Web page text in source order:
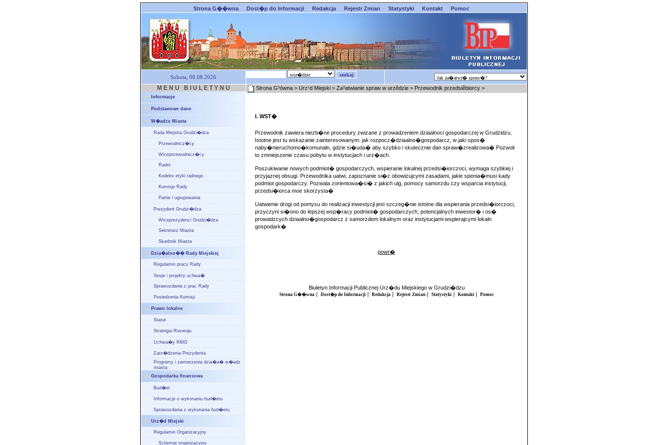
Strona G��wna Dost�p do Informacji Redakcja Rejestr Zmian Statystyki Kontakt Pomoc
Sobota, 08.08.2026
M E N U B I U L E T Y N U
Informacje
Podstawowe dane
W�adze Miasta
Rada Miejska Grudzi�dza
Przewodnicz�cy
Wiceprzewodnicz�cy
Radni
Kodeks etyki radnego
Komisje Rady
Partie i ugrupowania
Prezydent Grudzi�dza
Wiceprezydenci Grudzi�dza
Sekretarz Miasta
Skarbnik Miasta
Dzia�alno�� Rady Miejskiej
Regulamin pracy Rady
Sesje i projekty uchwa�
Sprawozdania z prac Rady
Posiedzenia Komisji
Prawo lokalne
Statut
Strategia Rozwoju
Uchwa�y RMG
Zarz�dzenia Prezydenta
Programy i zamierzenia dzia�a� w�adz
miasta
Gospodarka finansowa
Bud�et
Informacje o wykonaniu bud�etu
Sprawozdania z wykonania bud�etu
Urz�d Miejski
Regulamin Organizacyjny
Schemat organizacyjny
Strona G³ówna > Urz¹d Miejski > Za³atwianie spraw w urzêdzie > Przewodnik przedsiêbiorcy >
I. WST�
Przewodnik zawiera niezb�ne procedury zwizane z prowadzeniem dziaalnoci gospodarczej w Grudzidzu.
Istotne jest tu wskazanie zainteresowanym: jak rozpocz�dziaalno�gospodarcz, w jaki spos�
naby�nieruchomo�komunaln, gdzie si�uda� aby szybko i skutecznie dan spraw�zrealizowa� Pozwoli
to zmniejszenie czasu pobytu w instytucjach i urz�ach.
Poszukiwanie nowych podmiot� gospodarczych, wspieranie lokalnej przedsi�iorczoci, wymaga szybkiej i
przyjaznej obsugi. Przewodnika uatwi, zapoznanie si�z obowizujcymi zasadami, jakie spenia�musi kady
podmiot gospodarczy. Pozwala zorientowa�si� z jakich ulg, pomocy samorzdu czy wsparcia instytucji,
przedsi�iorca moe skorzysta�
Uatwienie drogi od pomysu do realizacji inwestycji jest szczeg�nie istotne dla wspierania przedsi�iorczoci,
przyczyni si�ono do lepszej wsp�racy podmiot� gospodarczych, potencjalnych inwestor� i os�
prowadzcych dziaalno�gospodarcz z samorzdem lokalnym oraz instytucjami wspierajcymi lokaln
gospodark�
powr�
Biuletyn Informacji Publicznej Urz�du Miejskiego w Grudzi�dzu
Strona G��wna | Dost�p do Informacji | Redakcja | Rejestr Zmian| Statystyki | Kontakt| Pomoc